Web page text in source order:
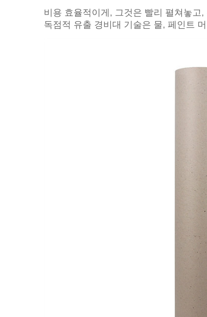
비용 효율적이게, 그것은 빨리 펼쳐놓
독점적 유출 경비대 기술은 물, 페인트